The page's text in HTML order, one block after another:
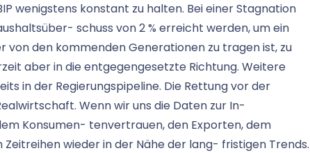
wenigstens konstant zu halten. Bei einer Stagnation
schuss von 2 % erreicht werden, um ein
von den kommenden Generationen zu tragen ist, zu
aber in die entgegengesetzte Richtung. Weitere
in der Regierungspipeline. Die Rettung vor der
Wenn wir uns die Daten zur In-
Konsumen- tenvertrauen, den Exporten, dem
wieder in der Nähe der lang- fristigen Trends.